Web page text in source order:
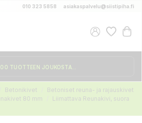
010 323 5858 asiakaspalvelu@siistipiha.fi
Betonikivet
Betoniset reuna- ja rajauskivet
80 mm
Liimattava Reunakivi, suora